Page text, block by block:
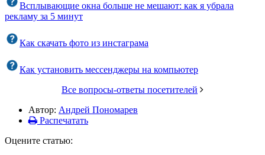
Всплывающие окна больше не мешают: как я убрала
рекламу за 5 минут
Как скачать фото из инстаграма
Как установить мессенджеры на компьютер
Все вопросы-ответы посетителей
Автор: Андрей Пономарев
Распечатать
Оцените статью: